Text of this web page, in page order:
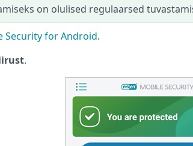
on olulised regulaarsed
Security for Android.
.